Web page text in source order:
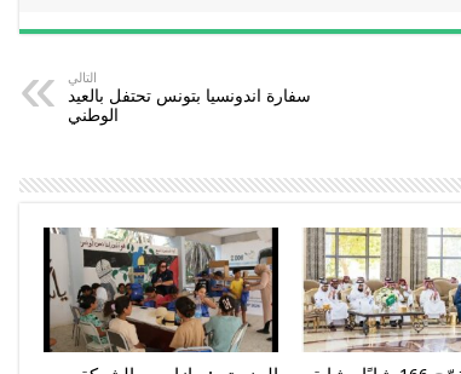
التالي
سفارة اندونسيا بتونس تحتفل بالعيد
الوطني